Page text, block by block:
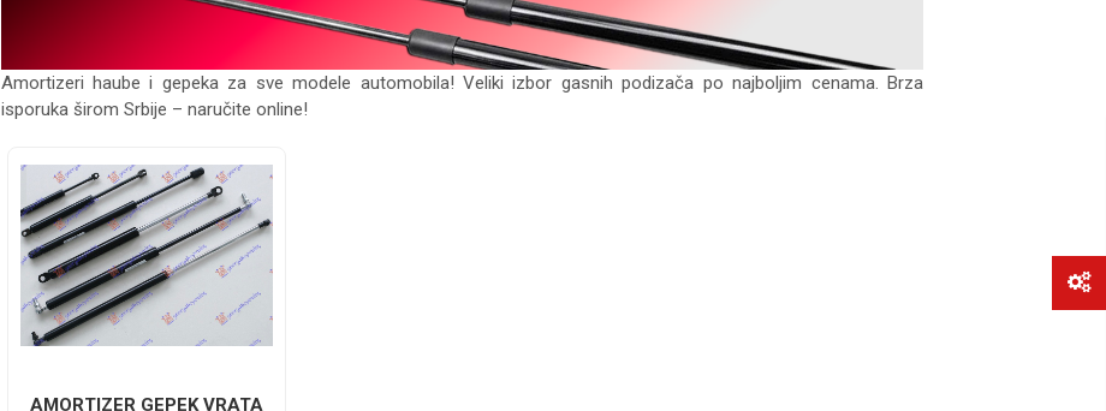
Amortizeri haube i gepeka za sve modele automobila! Veliki izbor gasnih podizača po najboljim cenama. Brza
isporuka širom Srbije – naručite online!
AMORTIZER GEPEK VRATA